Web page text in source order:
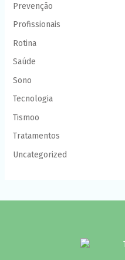
Prevenção
Profissionais
Rotina
Saúde
Sono
Tecnologia
Tismoo
Tratamentos
Uncategorized